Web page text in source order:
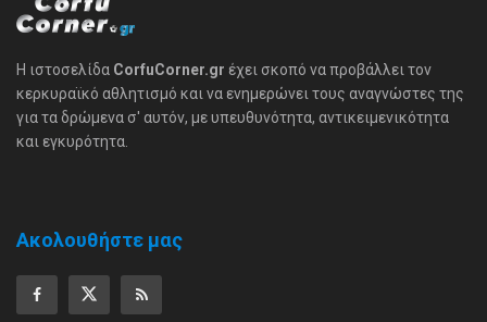
Η ιστοσελίδα CorfuCorner.gr έχει σκοπό να προβάλλει τον
κερκυραϊκό αθλητισμό και να ενημερώνει τους αναγνώστες της
για τα δρώμενα σ' αυτόν, με υπευθυνότητα, αντικειμενικότητα
και εγκυρότητα.
Ακολουθήστε μας